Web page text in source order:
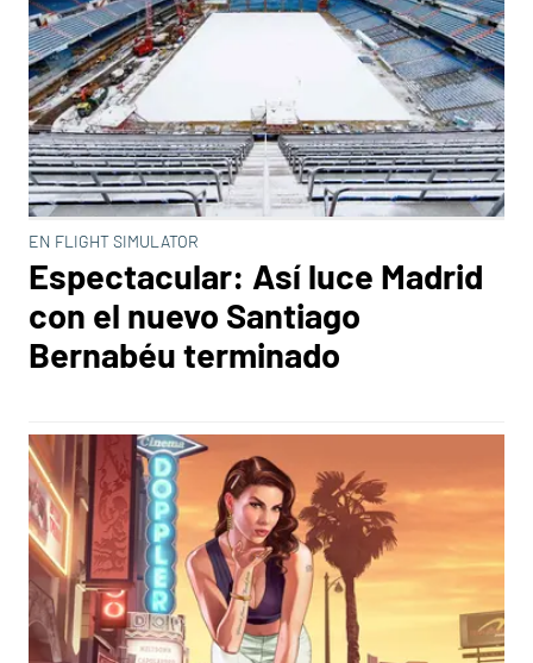
EN FLIGHT SIMULATOR
Espectacular: Así luce Madrid
con el nuevo Santiago
Bernabéu terminado